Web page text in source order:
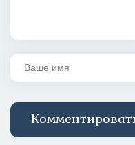
Ваше имя